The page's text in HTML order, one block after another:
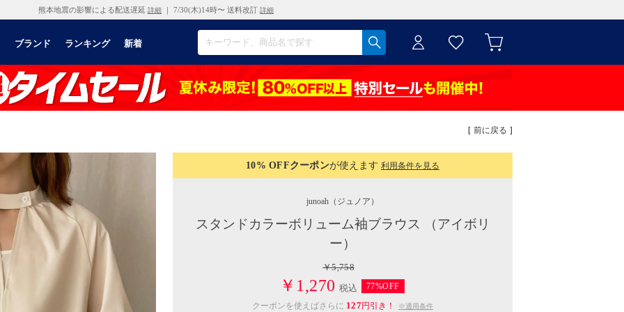
熊本地震の影響による配送遅延 詳細 ｜ 7/30(木)14時〜 送料改訂 詳細
ブランド ランキング 新着
[ 前に戻る ]
10% OFFクーポンが使えます 利用条件を見る
junoah （ジュノア）
スタンドカラーボリューム袖ブラウス （アイボリ
ー）
￥5,758
￥1,270 税込
77%OFF
クーポンを使えばさらに 127円引き！ ※適用条件